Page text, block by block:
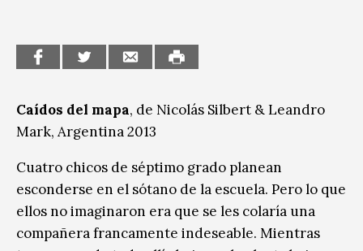
Radio / Podcast
Caídos del mapa, de Nicolás Silbert & Leandro
Mark, Argentina 2013
Cuatro chicos de séptimo grado planean
esconderse en el sótano de la escuela. Pero lo que
ellos no imaginaron era que se les colaría una
compañera francamente indeseable. Mientras